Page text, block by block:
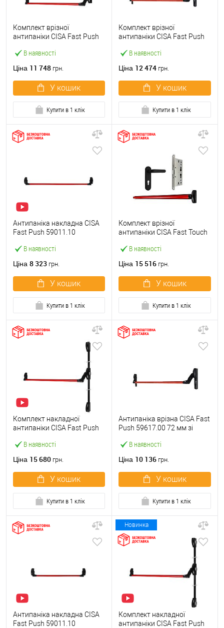
В наявності
Комплект врізної
антипаніки CISA Fast Push
із замком та ручкою
Ціна 11 748 грн.
У кошик
Купити в 1 клік
В наявності
Комплект врізної
антипаніки CISA Fast Push
червоний із замком та
Ціна 12 474 грн.
У кошик
Купити в 1 клік
В наявності
Антипаніка накладна CISA
Fast Push 59011.10
штангою 1200 мм червона
Ціна 8 323 грн.
У кошик
Купити в 1 клік
В наявності
Комплект врізної
антипаніки CISA Fast Touch
із замком та ручкою
Ціна 15 516 грн.
У кошик
Купити в 1 клік
В наявності
Комплект накладної
антипаніки CISA Fast Push
точковий вверх-вниз
Ціна 15 680 грн.
У кошик
Купити в 1 клік
В наявності
Антипаніка врізна CISA Fast
Push 59617.00 72 мм зі
Ціна 10 136 грн.
У кошик
Купити в 1 клік
Антипаніка накладна CISA
Fast Push 59011.10
Новинка
Комплект накладної
антипаніки CISA Fast Push